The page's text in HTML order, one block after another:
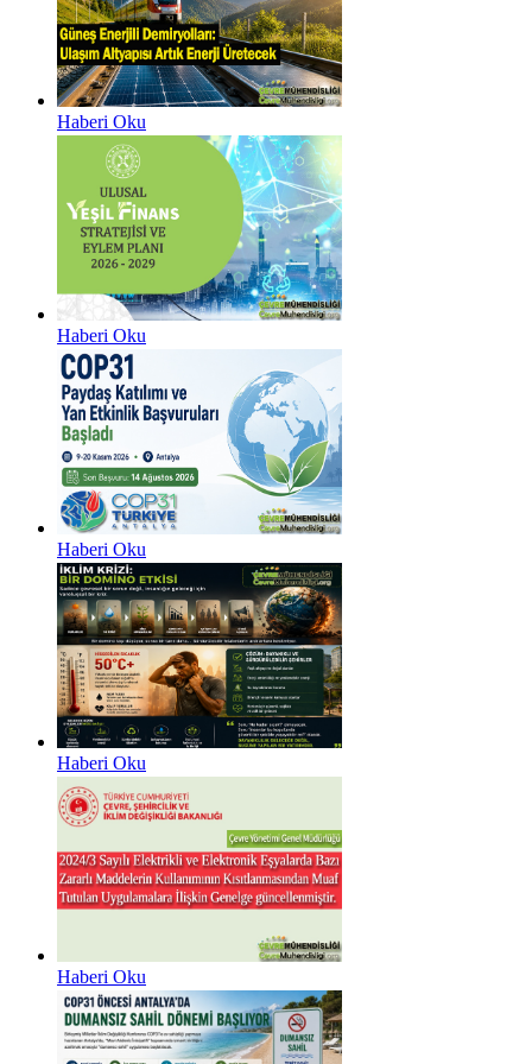
Haberi Oku
Haberi Oku
Haberi Oku
Haberi Oku
Haberi Oku